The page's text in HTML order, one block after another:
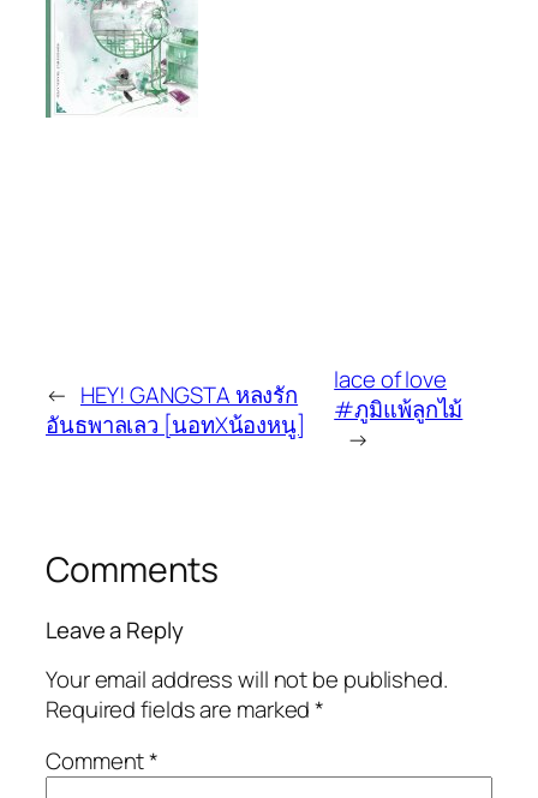
← HEY! GANGSTA หลงรัก
อันธพาลเลว [นอทXน้องหนู]
lace of love
#ภูมิแพ้ลูกไม้
→
Comments
Leave a Reply
Your email address will not be published.
Required fields are marked*
Comment*